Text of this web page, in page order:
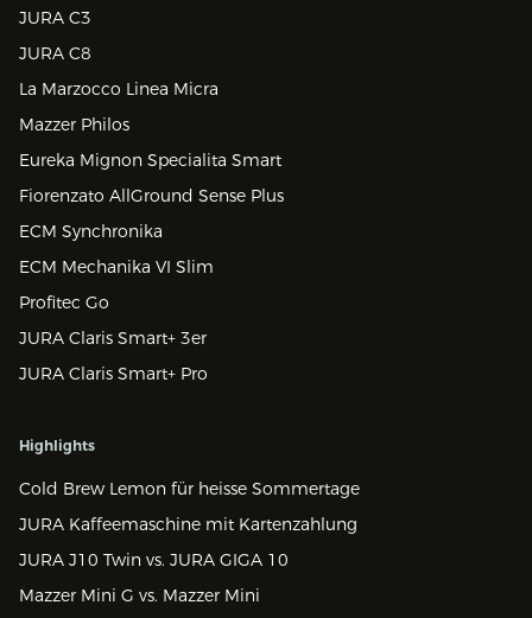
JURA C3
JURA C8
La Marzocco Linea Micra
Mazzer Philos
Eureka Mignon Specialita Smart
Fiorenzato AllGround Sense Plus
ECM Synchronika
ECM Mechanika VI Slim
Profitec Go
JURA Claris Smart+ 3er
JURA Claris Smart+ Pro
Highlights
Cold Brew Lemon für heisse Sommertage
JURA Kaffeemaschine mit Kartenzahlung
JURA J10 Twin vs. JURA GIGA 10
Mazzer Mini G vs. Mazzer Mini